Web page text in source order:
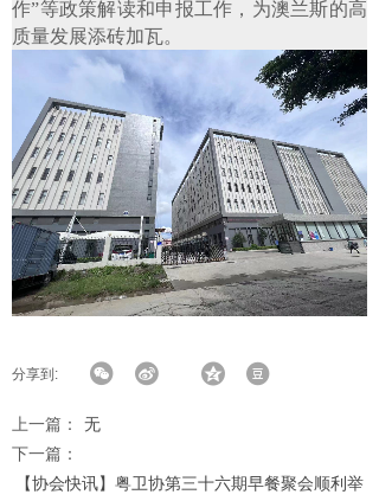
作”等政策解读和申报工作，为澳兰斯的高
质量发展添砖加瓦。
分享到:
上一篇：
无
下一篇：
【协会快讯】粤卫协第三十六期早餐聚会顺利举